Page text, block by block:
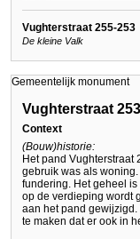
Vughterstraat 255-253
De kleine Valk
Gemeentelijk monument
Vughterstraat
Context
(Bouw)historie:
Het pand Vughterstraat
gebruik was als
fundering. Het geheel
op de verdieping wordt
aan het pand
te maken dat er ook in